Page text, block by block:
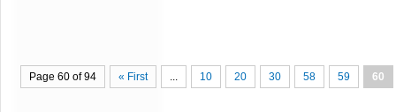
Page 60 of 94 « First 10 20 30 58 59 60